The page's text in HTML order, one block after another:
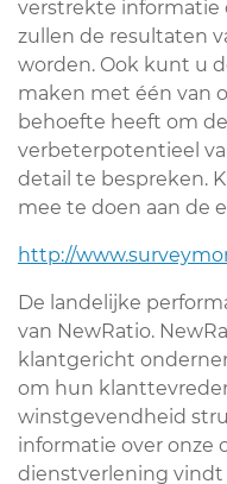
verstrekte informatie
zullen de resultaten
worden. Ook kunt u
maken met één van
behoefte heeft om
verbeterpotentieel
detail te bespreken.
mee te doen aan de
http://
De landelijke
van NewRatio.
klantgericht
om hun
winstgevendheid
informatie over onze
dienstverlening vindt